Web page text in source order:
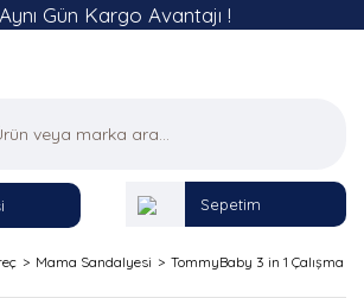
Gün Kargo Avantajı !
Sepetim
Mama Sandalyesi TommyBaby 3 in 1 Çalışma